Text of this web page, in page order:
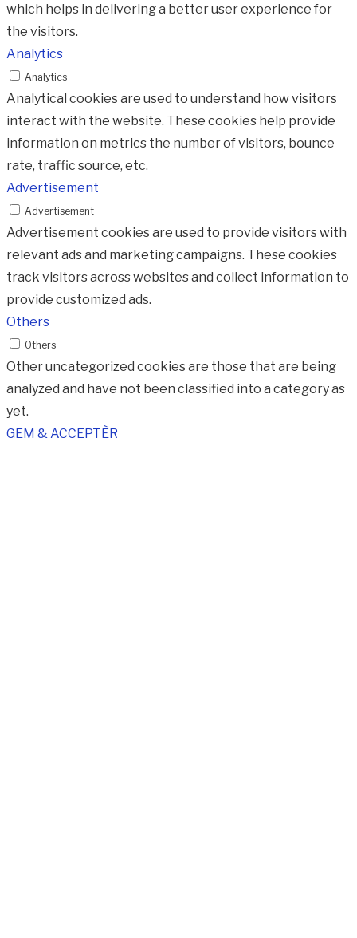
which helps in delivering a better user experience for
the visitors.
Analytics
Analytics
Analytical cookies are used to understand how visitors
interact with the website. These cookies help provide
information on metrics the number of visitors, bounce
rate, traffic source, etc.
Advertisement
Advertisement
Advertisement cookies are used to provide visitors with
relevant ads and marketing campaigns. These cookies
track visitors across websites and collect information to
provide customized ads.
Others
Others
Other uncategorized cookies are those that are being
analyzed and have not been classified into a category as
yet.
GEM & ACCEPTÈR